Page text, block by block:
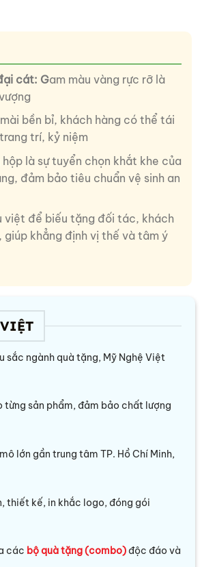
cát: Gam màu vàng rực rỡ là
bền bỉ, khách hàng có thể tái
trí, kỷ niệm
hộp là sự tuyển chọn khắt khe của
đảm bảo tiêu chuẩn vệ sinh an
việt để biếu tặng đối tác, khách
giúp khẳng định vị thế và tâm ý
sắc ngành quà tặng, Mỹ Nghệ Việt
từng sản phẩm, đảm bảo chất lượng
lớn gần trung tâm TP. Hồ Chí Minh,
thiết kế, in khắc logo, đóng gói
các bộ quà tặng (combo) độc đáo và